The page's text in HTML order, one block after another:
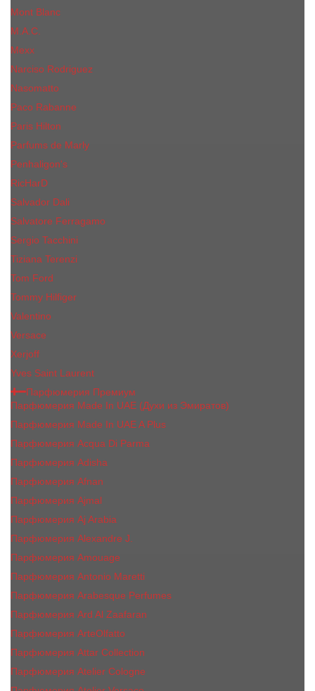
Mont Blanc
M.А.C.
Mexx
Narciso Rodriguez
Nasomatto
Paco Rabanne
Paris Hilton
Parfums de Marly
Penhaligon​'s
RicHarD
Salvador Dali
Salvatore Ferragamo
Sergio Tacchini
Tiziana Terenzi
Tom Ford
Tommy Hilfiger
Valentino
Versace
Xerjoff
Yves Saint Laurent
Парфюмерия Премиум
Парфюмерия Made In UAE (Духи из Эмиратов)
Парфюмерия Made In UAE A Plus
Парфюмерия Acqua Di Parma
Парфюмерия Adisha
Парфюмерия Afnan
Парфюмерия Ajmal
Парфюмерия Aj Arabia
Парфюмерия Alexandre J.
Парфюмерия Amouage
Парфюмерия Antonio Maretti
Парфюмерия Arabesque Perfumes
Парфюмерия Ard Al Zaafaran
Парфюмерия ArteOlfatto
Парфюмерия Attar Collection
Парфюмерия Atelier Cologne